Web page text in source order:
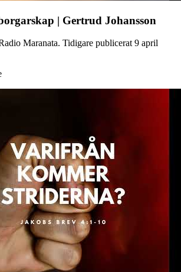
| Gertrud Johansson
Maranata. Tidigare publicerat 9 april